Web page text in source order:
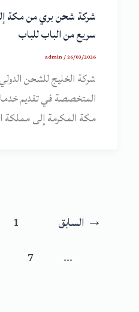
شركة شحن بري من مكة
سريع من الباب للباب
admin/26/03/2026
شركة الخليج للشحن
المتخصصة في تقديم
مكة المكرمة إلى مملكة
→ السابق 1
…
7